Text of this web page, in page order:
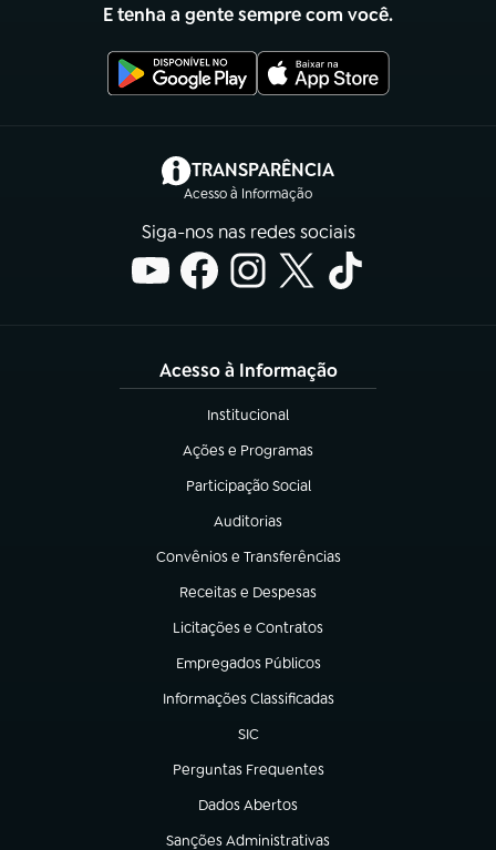
E tenha a gente sempre com você.
TRANSPARÊNCIA
Acesso à Informação
(abre em nova aba)
Siga-nos nas redes sociais
Acesso à Informação
Institucional
(abre em nova aba)
Ações e Programas
(abre em nova aba)
Participação Social
(abre em nova aba)
Auditorias
(abre em nova aba)
Convênios e Transferências
(abre em nova aba)
Receitas e Despesas
(abre em nova aba)
Licitações e Contratos
(abre em nova aba)
Empregados Públicos
(abre em nova aba)
Informações Classificadas
(abre em nova aba)
SIC
(abre em nova aba)
Perguntas Frequentes
(abre em nova aba)
Dados Abertos
(abre em nova aba)
Sanções Administrativas